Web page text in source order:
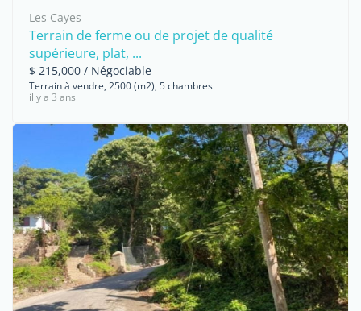
Les Cayes
Terrain de ferme ou de projet de qualité
supérieure, plat, ...
$ 215,000 / Négociable
Terrain à vendre, 2500 (m2), 5 chambres
il y a 3 ans